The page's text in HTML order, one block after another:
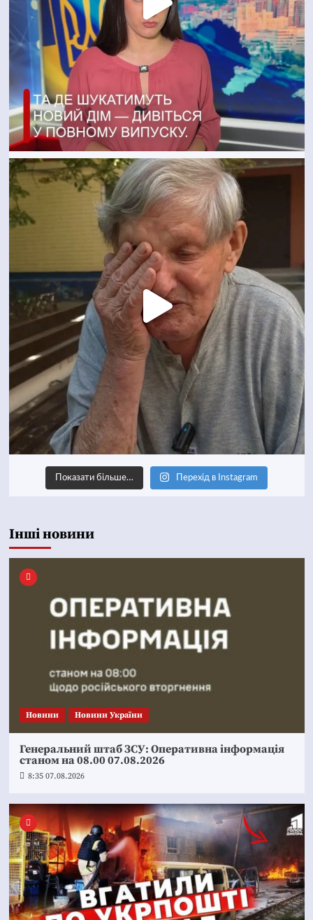
Показати більше… Перехід в Instagram
Інші новини
Новини Новини України
Генеральний штаб ЗСУ: Оперативна інформація
станом на 08.00 07.08.2026
8:35 07.08.2026